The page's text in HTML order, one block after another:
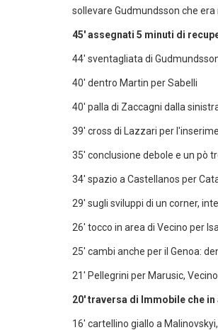
sollevare Gudmundsson che
45' assegnati 5 minuti di
44' sventagliata di
40' dentro Martin per Sabelli
40' palla di Zaccagni dalla
39' cross di Lazzari per
35' conclusione debole e un pò
34' spazio a Castellanos per
29' sugli sviluppi di un corner,
26' tocco in area di Vecino per
25' cambi anche per il Genoa:
21' Pellegrini per Marusic,
20' traversa di Immobile che
16' cartellino giallo a